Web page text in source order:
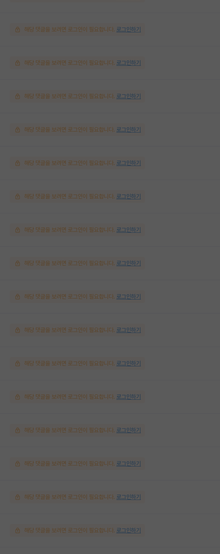
해당 댓글을 보려면 로그인이 필요합니다. 로그인하기
해당 댓글을 보려면 로그인이 필요합니다. 로그인하기
해당 댓글을 보려면 로그인이 필요합니다. 로그인하기
해당 댓글을 보려면 로그인이 필요합니다. 로그인하기
해당 댓글을 보려면 로그인이 필요합니다. 로그인하기
해당 댓글을 보려면 로그인이 필요합니다. 로그인하기
해당 댓글을 보려면 로그인이 필요합니다. 로그인하기
해당 댓글을 보려면 로그인이 필요합니다. 로그인하기
해당 댓글을 보려면 로그인이 필요합니다. 로그인하기
해당 댓글을 보려면 로그인이 필요합니다. 로그인하기
해당 댓글을 보려면 로그인이 필요합니다. 로그인하기
해당 댓글을 보려면 로그인이 필요합니다. 로그인하기
해당 댓글을 보려면 로그인이 필요합니다. 로그인하기
해당 댓글을 보려면 로그인이 필요합니다. 로그인하기
해당 댓글을 보려면 로그인이 필요합니다. 로그인하기
해당 댓글을 보려면 로그인이 필요합니다. 로그인하기